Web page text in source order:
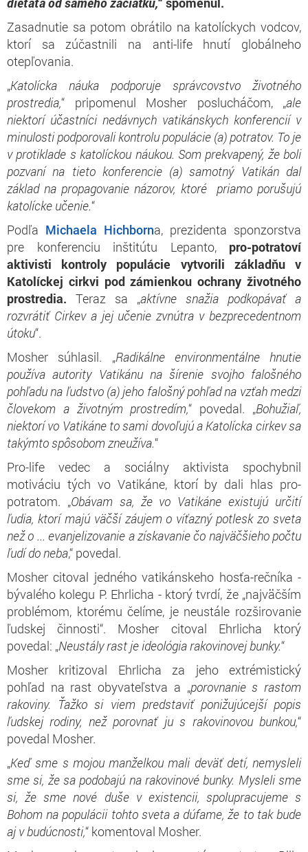
Zasadnutie sa potom obrátilo na katolíckych vodcov,
ktorí sa zúčastnili na anti-life hnutí globálneho
otepľovania.
„Katolícka náuka podporuje správcovstvo životného
prostredia,“ pripomenul Mosher poslucháčom, „ale
niektorí účastníci nedávnych vatikánskych konferencií v
minulosti podporovali kontrolu populácie (a) potratov. To je
v protiklade s katolíckou náukou. Som prekvapený, že boli
pozvaní na tieto konferencie (a) samotný Vatikán dal
základ na propagovanie názorov, ktoré priamo porušujú
katolícke učenie.“
Podľa Michaela Hichborna, prezidenta sponzorstva
pre konferenciu inštitútu Lepanto, pro-potratoví
aktivisti kontroly populácie vytvorili základňu v
Katolíckej cirkvi pod zámienkou ochrany životného
prostredia. Teraz sa „aktívne snažia podkopávať a
rozvrátiť Cirkev a jej učenie zvnútra v bezprecedentnom
útoku“.
Mosher súhlasil. „Radikálne environmentálne hnutie
používa autority Vatikánu na šírenie svojho falošného
pohľadu na ľudstvo (a) jeho falošný pohľad na vzťah medzi
človekom a životným prostredím,“ povedal. „Bohužiaľ,
niektorí vo Vatikáne to sami dovoľujú a Katolícka cirkev sa
takýmto spôsobom zneužíva.“
Pro-life vedec a sociálny aktivista spochybnil
motiváciu tých vo Vatikáne, ktorí by dali hlas pro-
potratom. „Obávam sa, že vo Vatikáne existujú určití
ľudia, ktorí majú väčší záujem o víťazný potlesk zo sveta
než o ... evanjelizovanie a získavanie čo najväčšieho počtu
ľudí do neba,“ povedal.
Mosher citoval jedného vatikánskeho hosťa-rečníka -
bývalého kolegu P. Ehrlicha - ktorý tvrdí, že „najväčším
problémom, ktorému čelíme, je neustále rozširovanie
ľudskej činnosti“. Mosher citoval Ehrlicha ktorý
povedal: „Neustály rast je ideológia rakovinovej bunky.“
Mosher kritizoval Ehrlicha za jeho extrémistický
pohľad na rast obyvateľstva a „porovnanie s rastom
rakoviny. Ťažko si viem predstaviť ponižujúcejší popis
ľudskej rodiny, než porovnať ju s rakovinovou bunkou,“
povedal Mosher.
„Keď sme s mojou manželkou mali deväť detí, nemysleli
sme si, že sa podobajú na rakovinové bunky. Mysleli sme
si, že sme nové duše v existencii, spolupracujeme s
Bohom na populácii tohto sveta a dúfame, že to tak bude
aj v budúcnosti,“ komentoval Mosher.